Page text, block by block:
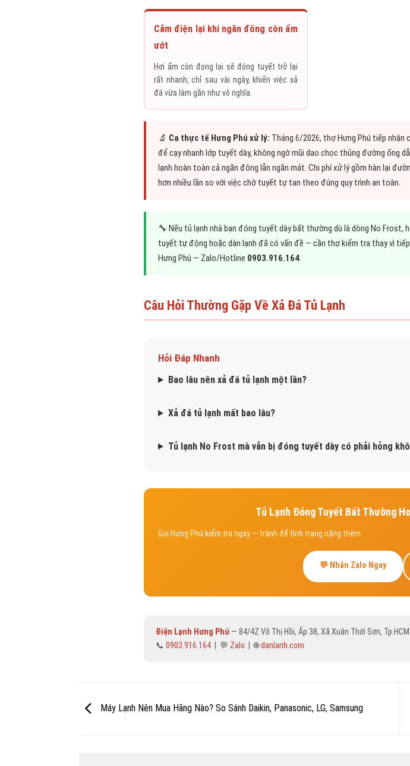
Cắm điện lại khi ngăn đông còn ẩm
ướt
Hơi ẩm còn đọng lại sẽ đóng tuyết trở lại
rất nhanh, chỉ sau vài ngày, khiến việc xả
đá vừa làm gần như vô nghĩa.
🔬 Ca thực tế Hưng Phú xử lý: Tháng 6/2026, thợ Hưng Phú tiếp nhận
để cạy nhanh lớp tuyết dày, không ngờ mũi dao chọc thủng đường ống
lạnh hoàn toàn cả ngăn đông lẫn ngăn mát. Chi phí xử lý gồm hàn lại
hơn nhiều lần so với việc chờ tuyết tự tan theo đúng quy trình an toàn.
🔧 Nếu tủ lạnh nhà bạn đóng tuyết dày bất thường dù là dòng No Frost,
tuyết tự động hoặc dàn lạnh đã có vấn đề — cần thợ kiểm tra thay vì
Hưng Phú — Zalo/Hotline 0903.916.164.
Câu Hỏi Thường Gặp Về Xả Đá Tủ Lạnh
Hỏi Đáp Nhanh
Bao lâu nên xả đá tủ lạnh một lần?
Xả đá tủ lạnh mất bao lâu?
Tủ lạnh No Frost mà vẫn bị đóng tuyết dày có phải hỏng
Tủ Lạnh Đóng Tuyết Bất Thường
Gọi Hưng Phú kiểm tra ngay — tránh để tình trạng nặng thêm
💬 Nhắn Zalo Ngay
Điện Lạnh Hưng Phú — 84/4Z Võ Thị Hồi, Ấp 38, Xã Xuân Thới Sơn, Tp.HCM
📞 0903.916.164| 💬 Zalo | 🌐danlanh.com
Máy Lạnh Nên Mua Hãng Nào? So Sánh Daikin, Panasonic, LG, Samsung